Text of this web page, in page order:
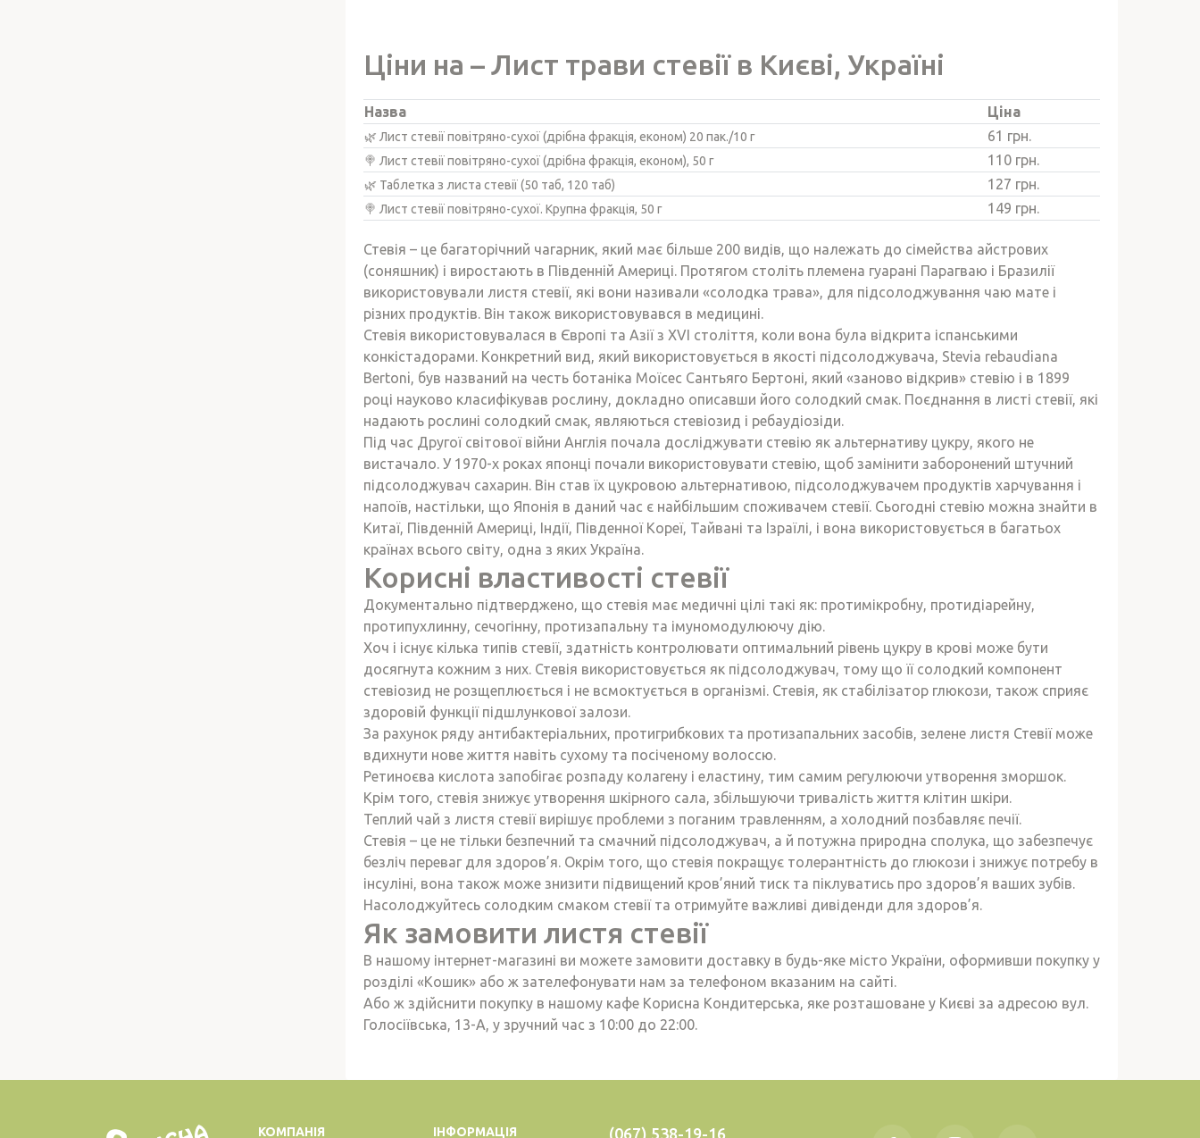
Ціни на – Лист трави стевії в Києві, Україні
Назва Ціна
🌿 Лист стевії повітряно-сухої (дрібна фракція, економ) 20 пак./10 г 61 грн.
🍭 Лист стевії повітряно-сухої (дрібна фракція, економ), 50 г 110 грн.
🌿 Таблетка з листа стевії (50 таб, 120 таб) 127 грн.
🍭 Лист стевії повітряно-сухої. Крупна фракція, 50 г 149 грн.
Стевія – це багаторічний чагарник, який має більше 200 видів, що належать до сімейства айстрових
(соняшник) і виростають в Південній Америці. Протягом століть племена гуарані Парагваю і Бразилії
використовували листя стевії, які вони називали «солодка трава», для підсолоджування чаю мате і
різних продуктів. Він також використовувався в медицині.
Стевія використовувалася в Європі та Азії з XVI століття, коли вона була відкрита іспанськими
конкістадорами. Конкретний вид, який використовується в якості підсолоджувача, Stevia rebaudiana
Bertoni, був названий на честь ботаніка Моїсес Сантьяго Бертоні, який «заново відкрив» стевію і в 1899
році науково класифікував рослину, докладно описавши його солодкий смак. Поєднання в листі стевії, які
надають рослині солодкий смак, являються стевіозид і ребаудіозіди.
Під час Другої світової війни Англія почала досліджувати стевію як альтернативу цукру, якого не
вистачало. У 1970-х роках японці почали використовувати стевію, щоб замінити заборонений штучний
підсолоджувач сахарин. Він став їх цукровою альтернативою, підсолоджувачем продуктів харчування і
напоїв, настільки, що Японія в даний час є найбільшим споживачем стевії. Сьогодні стевію можна знайти в
Китаї, Південній Америці, Індії, Південної Кореї, Тайвані та Ізраїлі, і вона використовується в багатьох
країнах всього світу, одна з яких Україна.
Корисні властивості стевії
Документально підтверджено, що стевія має медичні цілі такі як: протимікробну, протидіарейну,
протипухлинну, сечогінну, протизапальну та імуномодулюючу дію.
Хоч і існує кілька типів стевії, здатність контролювати оптимальний рівень цукру в крові може бути
досягнута кожним з них. Стевія використовується як підсолоджувач, тому що її солодкий компонент
стевіозид не розщеплюється і не всмоктується в організмі. Стевія, як стабілізатор глюкози, також сприяє
здоровій функції підшлункової залози.
За рахунок ряду антибактеріальних, протигрибкових та протизапальних засобів, зелене листя Стевії може
вдихнути нове життя навіть сухому та посіченому волоссю.
Ретиноєва кислота запобігає розпаду колагену і еластину, тим самим регулюючи утворення зморшок.
Крім того, стевія знижує утворення шкірного сала, збільшуючи тривалість життя клітин шкіри.
Теплий чай з листя стевії вирішує проблеми з поганим травленням, а холодний позбавляє печії.
Стевія – це не тільки безпечний та смачний підсолоджувач, а й потужна природна сполука, що забезпечує
безліч переваг для здоров’я. Окрім того, що стевія покращує толерантність до глюкози і знижує потребу в
інсуліні, вона також може знизити підвищений кров’яний тиск та піклуватись про здоров’я ваших зубів.
Насолоджуйтесь солодким смаком стевії та отримуйте важливі дивіденди для здоров’я.
Як замовити листя стевії
В нашому інтернет-магазині ви можете замовити доставку в будь-яке місто України, оформивши покупку у
розділі «Кошик» або ж зателефонувати нам за телефоном вказаним на сайті.
Або ж здійснити покупку в нашому кафе Корисна Кондитерська, яке розташоване у Києві за адресою вул.
Голосіївська, 13-А, у зручний час з 10:00 до 22:00.
КОМПАНІЯ ІНФОРМАЦІЯ (067) 538-19-16